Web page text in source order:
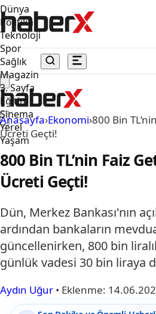
Dünya
Politika
Teknoloji
Spor
Sağlık
Magazin
3. Sayfa
Eğitim
Sinema
Yerel
Yaşam
Anasayfa›Ekonomi›800 Bin
Ücreti Geçti!
800 Bin TL’nin Faiz
Ücreti Geçti!
Dün, Merkez Bankası'nın
ardından bankaların
güncellenirken, 800 bin
günlük vadesi 30 bin liraya
Aydın Uğur • Eklenme: